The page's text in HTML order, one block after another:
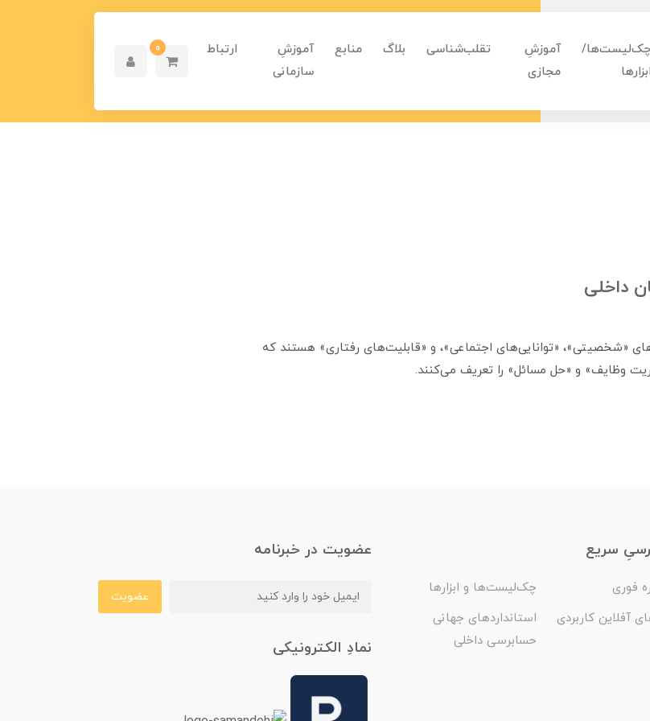
ابزارها
آموزشِ
مجازی
تقلب‌شناسی بلاگ منابع
آموزشِ
سازمانی
ارتباط 0
داخلی
«شخصیتی»، «توانایی‌های اجتماعی»، و «قابلیت‌های رفتاری» هستند که
وظایف» و «حل مسائل» را تعریف می‌کنند.
سریع
فوری
چک‌لیست‌ها و ابزارها
آفلاین کاربردی
استانداردهای جهانی
حسابرسی داخلی
عضویت در خبرنامه
عضویت
نمادِ الکترونیکی